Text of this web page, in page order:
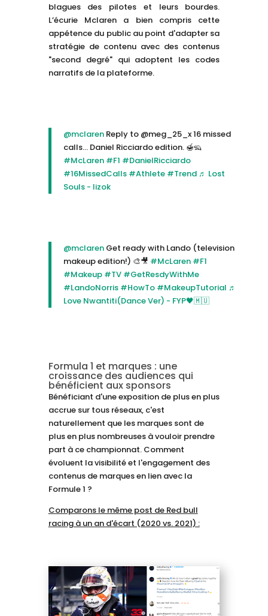
blagues des pilotes et leurs bourdes.
L’écurie Mclaren a bien compris cette
appétence du public au point d'adapter sa
stratégie de contenu avec des contenus
"second degré" qui adoptent les codes
narratifs de la plateforme.
@mclarenReply to @meg_25_x 16 missed
calls… Daniel Ricciardo edition. 🍯🦡
#McLaren #F1 #DanielRicciardo
#16MissedCalls #Athlete #Trend ♬ Lost
Souls - lizok
@mclarenGet ready with Lando (television
makeup edition!) 🎨🎥 #McLaren #F1
#Makeup #TV #GetResdyWithMe
#LandoNorris #HowTo #MakeupTutorial ♬
Love Nwantiti(Dance Ver) - FYP🖤🇲🇺
Formula 1 et marques : une
croissance des audiences qui
bénéficient aux sponsors
Bénéficiant d'une exposition de plus en plus
accrue sur tous réseaux, c'est
naturellement que les marques sont de
plus en plus nombreuses à vouloir prendre
part à ce championnat. Comment
évoluent la visibilité et l'engagement des
contenus de marques en lien avec la
Formule 1 ?
Comparons le même post de Red bull
racing à un an d'écart (2020 vs. 2021) :